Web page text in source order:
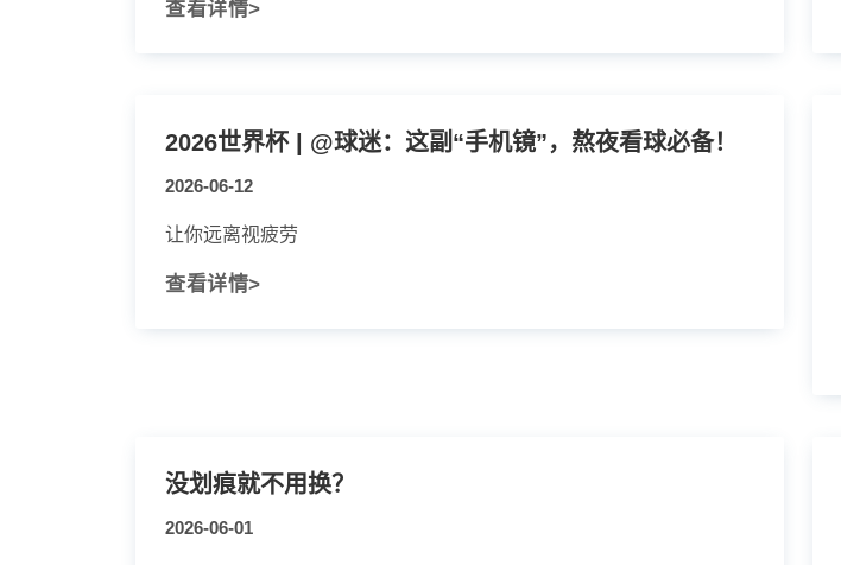
查看详情>
2026世界杯 | @球迷：这副“手机镜”，熬夜看球必备！
2026-06-12
让你远离视疲劳
查看详情>
没划痕就不用换？
2026-06-01